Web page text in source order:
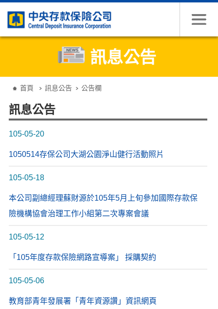
訊息公告
首頁 訊息公告 公告欄
訊息公告
105-05-20
1050514存保公司大湖公園淨山健行活動照片
105-05-18
本公司副總經理蘇財源於105年5月上旬參加國際存款保
險機構協會治理工作小組第二次專案會議
105-05-12
「105年度存款保險網路宣導案」 採購契約
105-05-06
教育部青年發展署「青年資源讚」資訊網頁